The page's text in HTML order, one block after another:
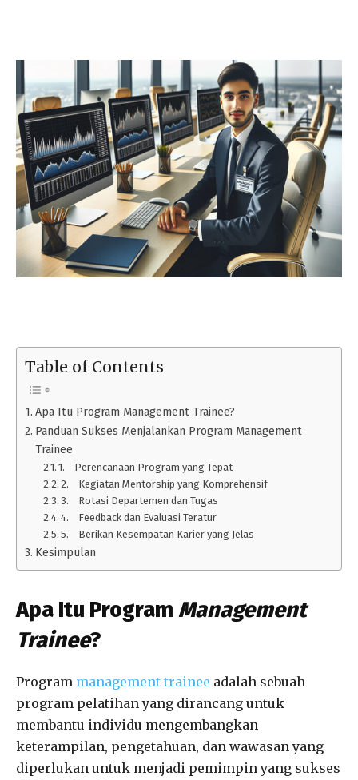
Table of Contents
Apa Itu Program Management Trainee?
Panduan Sukses Menjalankan Program Management
Trainee
1. Perencanaan Program yang Tepat
2. Kegiatan Mentorship yang Komprehensif
3. Rotasi Departemen dan Tugas
4. Feedback dan Evaluasi Teratur
5. Berikan Kesempatan Karier yang Jelas
Kesimpulan
Apa Itu Program Management
Trainee?
Program management trainee adalah sebuah
program pelatihan yang dirancang untuk
membantu individu mengembangkan
keterampilan, pengetahuan, dan wawasan yang
diperlukan untuk menjadi pemimpin yang sukses